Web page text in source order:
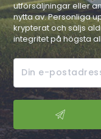
utförsäljningar eller
nytta av. Personliga
krypterat och säljs
integritet på högsta